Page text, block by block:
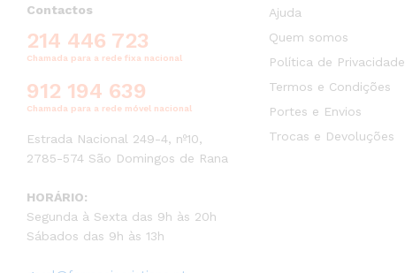
Contactos
214 446 723
Chamada para a rede fixa nacional
912 194 639
Chamada para a rede móvel nacional
Estrada Nacional 249-4, nº10,
2785-574 São Domingos de Rana
HORÁRIO:
Segunda à Sexta das 9h às 20h
Sábados das 9h às 13h
Ajuda
Quem somos
Política de Privacidade
Termos e Condições
Portes e Envios
Trocas e Devoluções